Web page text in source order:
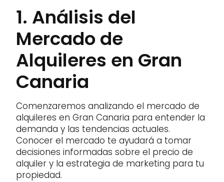
1. Análisis del
Mercado de
Alquileres en Gran
Canaria
Comenzaremos analizando el mercado de
alquileres en Gran Canaria para entender la
demanda y las tendencias actuales.
Conocer el mercado te ayudará a tomar
decisiones informadas sobre el precio de
alquiler y la estrategia de marketing para tu
propiedad.